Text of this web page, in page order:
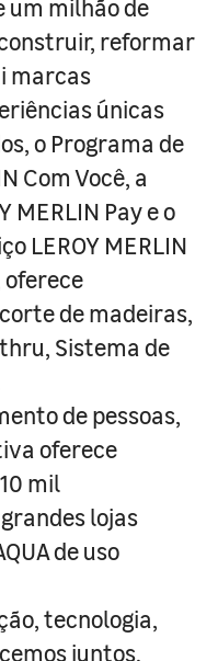
um milhão de
reformar
marcas
únicas
o Programa de
Com Você, a
MERLIN Pay e o
LEROY MERLIN
de madeiras,
Sistema de
de pessoas,
oferece
mil
lojas
de uso
tecnologia,
juntos,